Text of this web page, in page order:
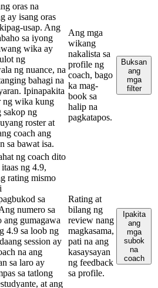
oras na
ay isang oras
usap. Ang
sa iyong
wika ay
ng
ng nuance, na
bahagi na
Ipinapakita
ng wika kung
sakop ng
roster at
coach ang
sa bawat isa.
Ang mga
wikang
nakalista sa
profile ng
coach, bago
ka mag-
book sa
halip na
pagkatapos.
Buksan
ang
mga
filter
ng coach dito
ng 4.9,
rating mismo
sa
numero sa
ang gumagawa
4.9 sa loob ng
session ay
na ang
sa laro ay
sa tatlong
at ang
Rating at
bilang ng
review nang
magkasama,
pati na ang
kasaysayan
ng feedback
sa profile.
Ipakita
ang
mga
subok
na
coach